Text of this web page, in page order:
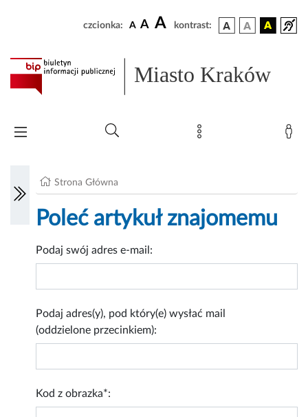
czcionka: A A A kontrast:
Miasto Kraków
Strona Główna
Poleć artykuł znajomemu
Podaj swój adres e-mail:
Podaj adres(y), pod który(e) wysłać mail
(oddzielone przecinkiem):
Kod z obrazka*: